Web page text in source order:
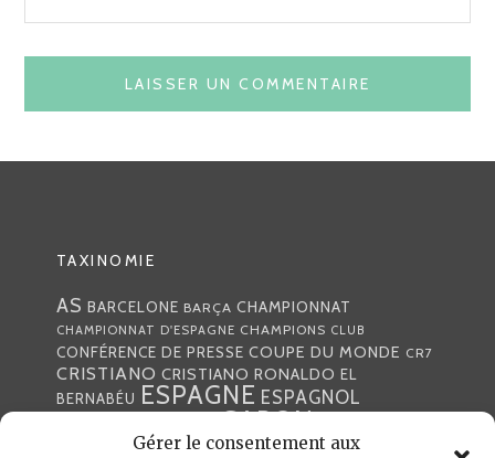
Gérer le consentement aux
TAXINOMIE
AS BARCELONE BARÇA CHAMPIONNAT
CHAMPIONNAT D'ESPAGNE CHAMPIONS CLUB
CONFÉRENCE DE PRESSE COUPE DU MONDE CR7
CRISTIANO CRISTIANO RONALDO EL
BERNABÉU ESPAGNE ESPAGNOL
GABON
JULEN LOPETEGUI KARIM BENZÉMA